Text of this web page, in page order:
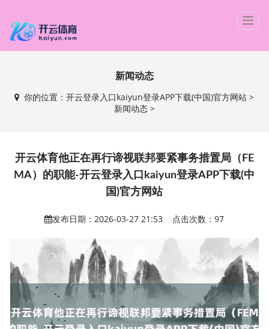
T
g
n
g
a
t
新闻动态
你的位置：开云登录入口kaiyun登录APP下载(中国)官方网站 >
新闻动态>
开云体育他正在再行谛视联邦要紧事务措置局（FE
MA）的职能-开云登录入口kaiyun登录APP下载(中
国)官方网站
发布日期：2026-03-27 21:53 点击次数：97